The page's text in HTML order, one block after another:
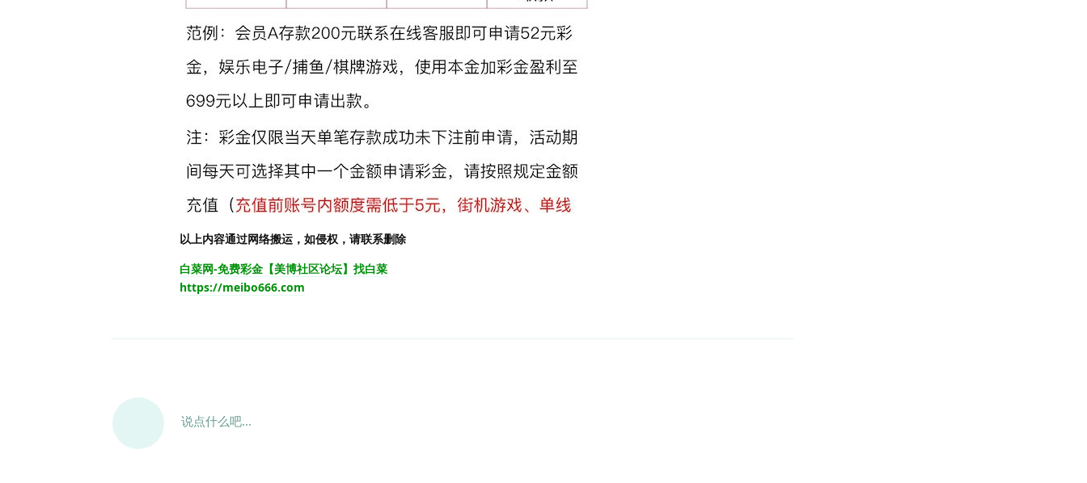
以上内容通过网络搬运，如侵权，请联系删除
白菜网-免费彩金【美博社区论坛】找白菜
https://meibo666.com
说点什么吧...